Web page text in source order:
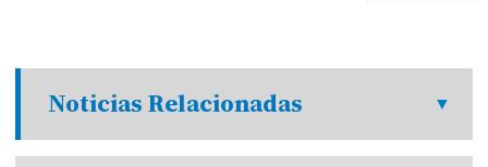
Noticias Relacionadas